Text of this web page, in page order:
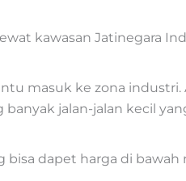
kawasan Jatinegara
masuk ke zona industri.
banyak jalan-jalan kecil
bisa dapet harga di